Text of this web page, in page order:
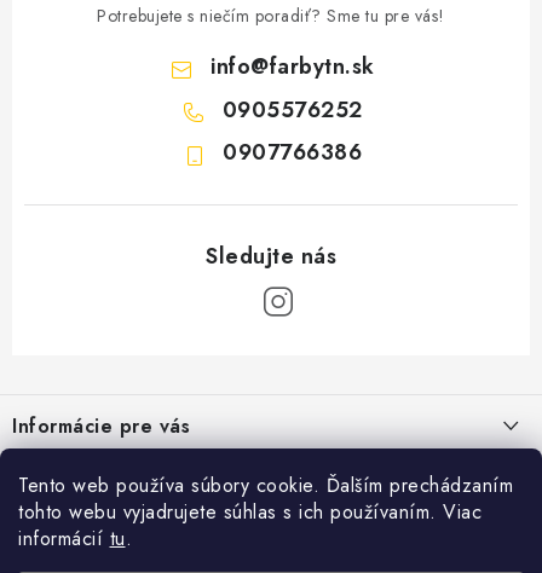
Tento web používa súbory cookie. Ďalším prechádzaním
tohto webu vyjadrujete súhlas s ich používaním. Viac
informácií tu.
Potrebujete s niečím poradiť? Sme tu pre vás!
info@farbytn.sk
0905576252
0907766386
pInformácie pre vás
Moja objednávka
Vrátenie a odstúpenie od zmluvy
Kontakt
Seko Trenčín, s.r.o.
Užitočné odkazy